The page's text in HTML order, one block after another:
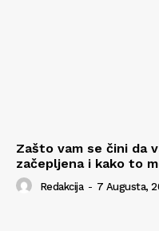
Zašto vam se čini da
začepljena i kako to
Redakcija - 7 Augusta,